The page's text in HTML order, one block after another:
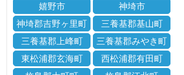
嬉野市
神埼市
神埼郡吉野ヶ里町
三養基郡基山町
三養基郡上峰町
三養基郡みやき町
東松浦郡玄海町
西松浦郡有田町